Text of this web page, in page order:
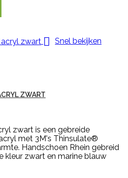

Snel bekijken
ZWART
zwart is een gebreide
met 3M's Thinsulate®
Handschoen Rhein gebreid
kleur zwart en marine blauw